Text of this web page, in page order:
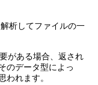
析してファイルの一
がある場合、返され
のデータ型によっ
われます。